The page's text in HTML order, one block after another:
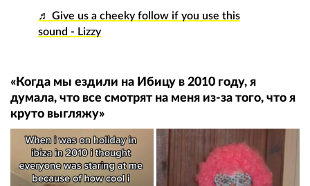
♬ Give us a cheeky follow if you use this
sound - Lizzy
«Когда мы ездили на Ибицу в 2010 году, я
думала, что все смотрят на меня из-за того, что я
круто выгляжу»